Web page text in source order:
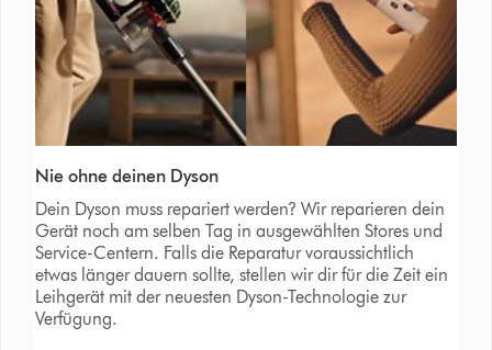
Nie ohne deinen Dyson
Dein Dyson muss repariert werden? Wir reparieren dein
Gerät noch am selben Tag in ausgewählten Stores und
Service-Centern. Falls die Reparatur voraussichtlich
etwas länger dauern sollte, stellen wir dir für die Zeit ein
Leihgerät mit der neuesten Dyson-Technologie zur
Verfügung.